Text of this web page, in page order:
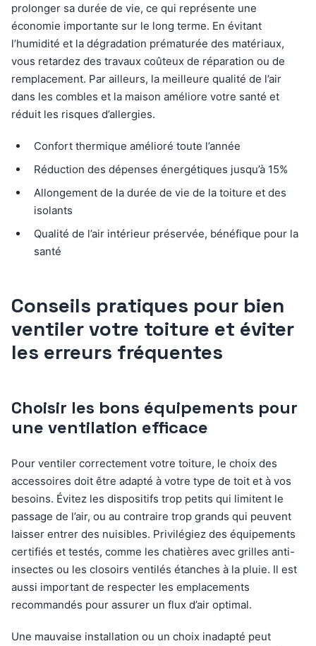
prolonger sa durée de vie, ce qui représente une
économie importante sur le long terme. En évitant
l’humidité et la dégradation prématurée des matériaux,
vous retardez des travaux coûteux de réparation ou de
remplacement. Par ailleurs, la meilleure qualité de l’air
dans les combles et la maison améliore votre santé et
réduit les risques d’allergies.
Confort thermique amélioré toute l’année
Réduction des dépenses énergétiques jusqu’à 15%
Allongement de la durée de vie de la toiture et des
isolants
Qualité de l’air intérieur préservée, bénéfique pour la
santé
Conseils pratiques pour bien
ventiler votre toiture et éviter
les erreurs fréquentes
Choisir les bons équipements pour
une ventilation efficace
Pour ventiler correctement votre toiture, le choix des
accessoires doit être adapté à votre type de toit et à vos
besoins. Évitez les dispositifs trop petits qui limitent le
passage de l’air, ou au contraire trop grands qui peuvent
laisser entrer des nuisibles. Privilégiez des équipements
certifiés et testés, comme les chatières avec grilles anti-
insectes ou les closoirs ventilés étanches à la pluie. Il est
aussi important de respecter les emplacements
recommandés pour assurer un flux d’air optimal.
Une mauvaise installation ou un choix inadapté peut